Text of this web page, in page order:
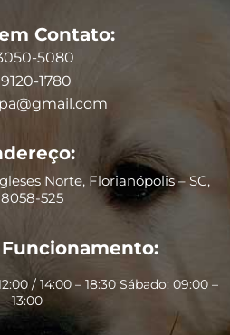
Contato:
5080
1780
Norte, Florianópolis – SC,
525
/ 14:00 – 18:30 Sábado: 09:00 –
13:00